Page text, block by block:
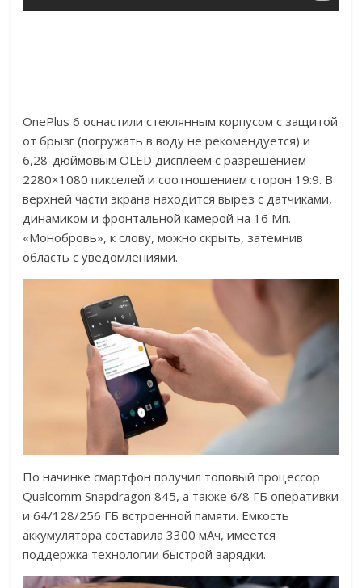
OnePlus 6 оснастили стеклянным корпусом с защитой
от брызг (погружать в воду не рекомендуется) и
6,28-дюймовым OLED дисплеем с разрешением
2280×1080 пикселей и соотношением сторон 19:9. В
верхней части экрана находится вырез с датчиками,
динамиком и фронтальной камерой на 16 Мп.
«Монобровь», к слову, можно скрыть, затемнив
область с уведомлениями.
По начинке смартфон получил топовый процессор
Qualcomm Snapdragon 845, а также 6/8 ГБ оперативки
и 64/128/256 ГБ встроенной памяти. Емкость
аккумулятора составила 3300 мАч, имеется
поддержка технологии быстрой зарядки.